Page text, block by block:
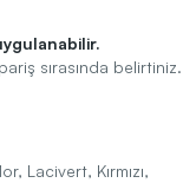
sırasında belirtiniz.
Lacivert, Kırmızı,